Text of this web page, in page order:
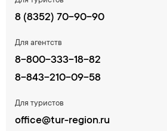
8 (8352) 70-90-90
Для агентств
8-800-333-18-82
8-843-210-09-58
Для туристов
office@tur-region.ru